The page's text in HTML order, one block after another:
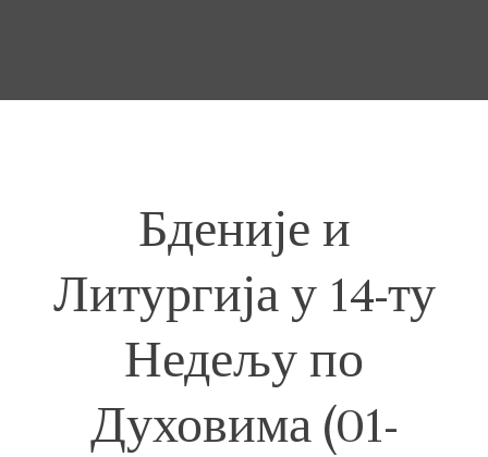
Бденије и
Литургија у 14-ту
Недељу по
Духовима (01-